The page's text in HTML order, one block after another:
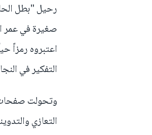
رحيل "بطل
صغيرة في عمر
اعتبروه رمزاً
التفكير في
وتحولت صفحات
التعازي